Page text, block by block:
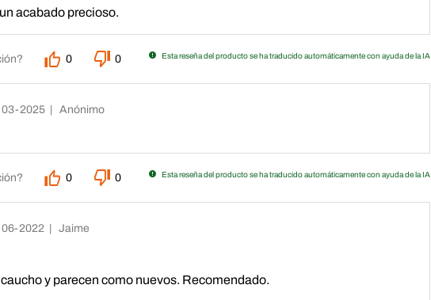
acabado precioso.
0 0 Esta reseña del producto se ha traducido automáticamente con ayuda de la IA
2025 | Anónimo
0 0 Esta reseña del producto se ha traducido automáticamente con ayuda de la IA
2022 | Jaime
y parecen como nuevos. Recomendado.